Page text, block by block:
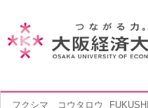
フクシマ コウタロウ